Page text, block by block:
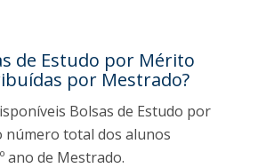
de Estudo por Mérito
por Mestrado?
Bolsas de Estudo por
número total dos alunos
ano de Mestrado.